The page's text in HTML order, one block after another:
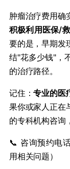
肿瘤治疗费用确
积极利用医保/
要的是，早期
结"花多少钱"，
的治疗路径。
记住：​专业的医
果你或家人正在
的专科机构咨询
📞 咨询预约电
用相关问题）